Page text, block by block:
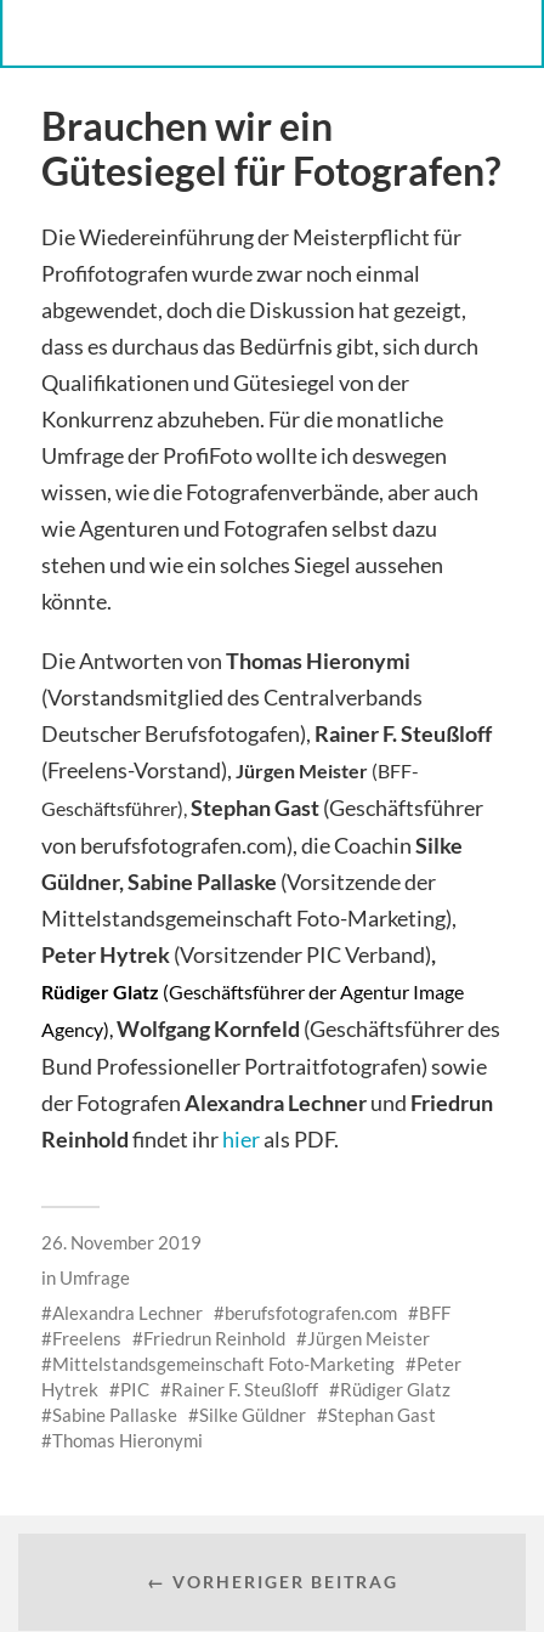
Brauchen wir ein
Gütesiegel für Fotografen?
Die Wiedereinführung der Meisterpflicht für
Profifotografen wurde zwar noch einmal
abgewendet, doch die Diskussion hat gezeigt,
dass es durchaus das Bedürfnis gibt, sich durch
Qualifikationen und Gütesiegel von der
Konkurrenz abzuheben. Für die monatliche
Umfrage der ProfiFoto wollte ich deswegen
wissen, wie die Fotografenverbände, aber auch
wie Agenturen und Fotografen selbst dazu
stehen und wie ein solches Siegel aussehen
könnte.
Die Antworten vonThomas Hieronymi
(Vorstandsmitglied des Centralverbands
Deutscher Berufsfotogafen), Rainer F. Steußloff
(Freelens-Vorstand), Jürgen Meister (BFF-
Geschäftsführer),Stephan Gast(Geschäftsführer
von berufsfotografen.com), die CoachinSilke
Güldner,Sabine Pallaske (Vorsitzende der
Mittelstandsgemeinschaft Foto-Marketing),
Peter Hytrek(Vorsitzender PIC Verband),
Rüdiger Glatz (Geschäftsführer der Agentur Image
Agency),Wolfgang Kornfeld (Geschäftsführer des
Bund Professioneller Portraitfotografen) sowie
der FotografenAlexandra Lechnerund Friedrun
Reinholdfindet ihrhierals PDF.
26. November 2019
in Umfrage
Alexandra Lechner
berufsfotografen.com
BFF
Freelens
Friedrun Reinhold
Jürgen Meister
Mittelstandsgemeinschaft Foto-Marketing
Peter
Hytrek
PIC Rainer F. Steußloff
Rüdiger Glatz
Sabine Pallaske
Silke Güldner
Stephan Gast
Thomas Hieronymi
← VORHERIGER BEITRAG